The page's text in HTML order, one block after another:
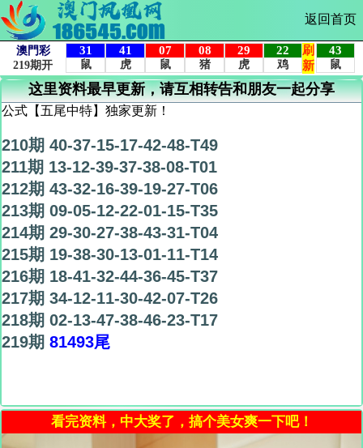
返回首页
这里资料最早更新，请互相转告和朋友一起分享
公式【五尾中特】独家更新！
210期 40-37-15-17-42-48-T49
211期 13-12-39-37-38-08-T01
212期 43-32-16-39-19-27-T06
213期 09-05-12-22-01-15-T35
214期 29-30-27-38-43-31-T04
215期 19-38-30-13-01-11-T14
216期 18-41-32-44-36-45-T37
217期 34-12-11-30-42-07-T26
218期 02-13-47-38-46-23-T17
219期 81493尾
看完资料，中大奖了，搞个美女爽一下吧！